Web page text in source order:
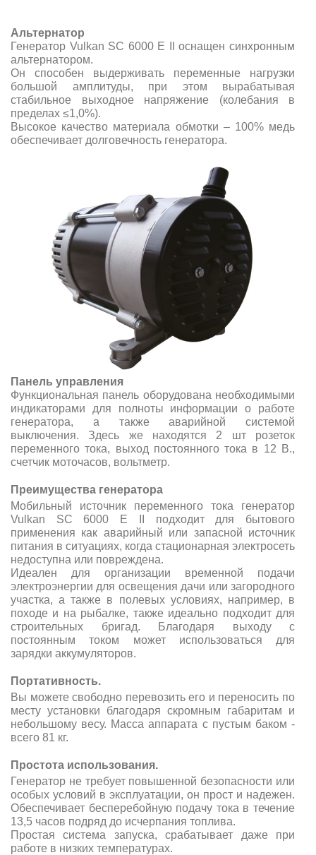
Альтернатор
Генератор Vulkan SC 6000 E ІІ оснащен синхронным
альтернатором.
Он способен выдерживать переменные нагрузки
большой амплитуды, при этом вырабатывая
стабильное выходное напряжение (колебания в
пределах ≤1,0%).
Высокое качество материала обмотки – 100% медь
обеспечивает долговечность генератора.
Панель управления
Функциональная панель оборудована необходимыми
индикаторами для полноты информации о работе
генератора, а также аварийной системой
выключения. Здесь же находятся 2 шт розеток
переменного тока, выход постоянного тока в 12 В.,
cчетчик моточасов, вольтметр.
Преимущества генератора
Мобильный источник переменного тока генератор
Vulkan SC 6000 E ІІ подходит для бытового
применения как аварийный или запасной источник
питания в ситуациях, когда стационарная электросеть
недоступна или повреждена.
Идеален для организации временной подачи
электроэнергии для освещения дачи или загородного
участка, а также в полевых условиях, например, в
походе и на рыбалке, также идеально подходит для
строительных бригад. Благодаря выходу с
постоянным током может использоваться для
зарядки аккумуляторов.
Портативность.
Вы можете свободно перевозить его и переносить по
месту установки благодаря скромным габаритам и
небольшому весу. Масса аппарата с пустым баком -
всего 81 кг.
Простота использования.
Генератор не требует повышенной безопасности или
особых условий в эксплуатации, он прост и надежен.
Обеспечивает бесперебойную подачу тока в течение
13,5 часов подряд до исчерпания топлива.
Простая система запуска, срабатывает даже при
работе в низких температурах.